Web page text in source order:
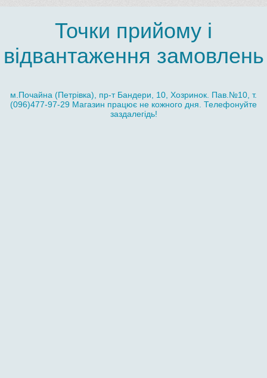
Точки прийому і
відвантаження замовлень
м.Почайна (Петрівка), пр-т Бандери, 10, Хозринок. Пав.№10, т.
(096)477-97-29 Магазин працює не кожного дня. Телефонуйте
заздалегідь!